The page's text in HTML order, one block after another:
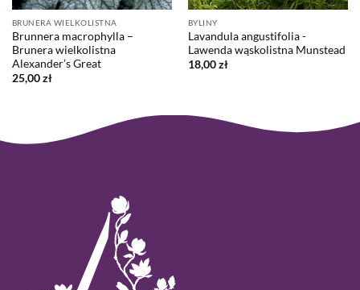
BRUNERA WIELKOLISTNA
Brunnera macrophylla –
Brunera wielkolistna
Alexander’s Great
25,00zł
BYLINY
Lavandula angustifolia -
Lawenda wąskolistna Munstead
18,00zł